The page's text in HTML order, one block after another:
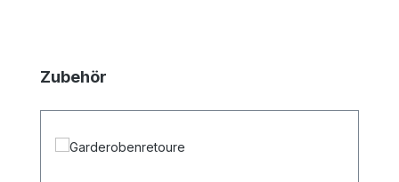
Produktgalerie überspringen
Zubehör